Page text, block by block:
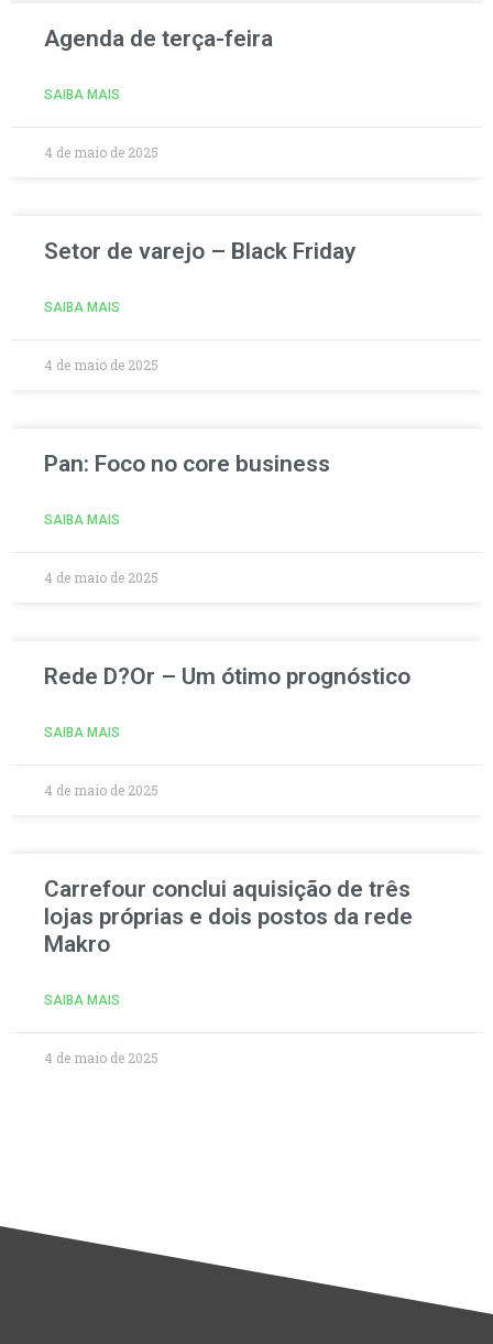
Agenda de terça-feira
SAIBA MAIS
4 de maio de 2025
Setor de varejo – Black Friday
SAIBA MAIS
4 de maio de 2025
Pan: Foco no core business
SAIBA MAIS
4 de maio de 2025
Rede D?Or – Um ótimo prognóstico
SAIBA MAIS
4 de maio de 2025
Carrefour conclui aquisição de três
lojas próprias e dois postos da rede
Makro
SAIBA MAIS
4 de maio de 2025